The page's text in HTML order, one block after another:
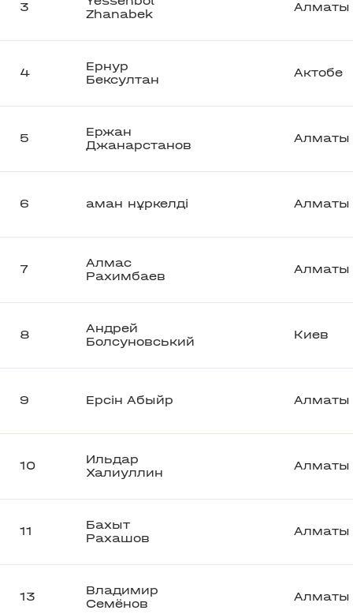
3
Zhanabek
Алматы
4
Ернур
Бексултан
Актобе
5
Ержан
Джанарстанов
Алматы
6 аман нұркелді Алматы
7
Алмас
Рахимбаев
Алматы
8
Андрей
Болсуновський
Киев
9 Ерсін Абыйр Алматы
10
Ильдар
Халиуллин
Алматы
11
Бахыт
Рахашов
Алматы
13
Владимир
Семёнов
Алматы